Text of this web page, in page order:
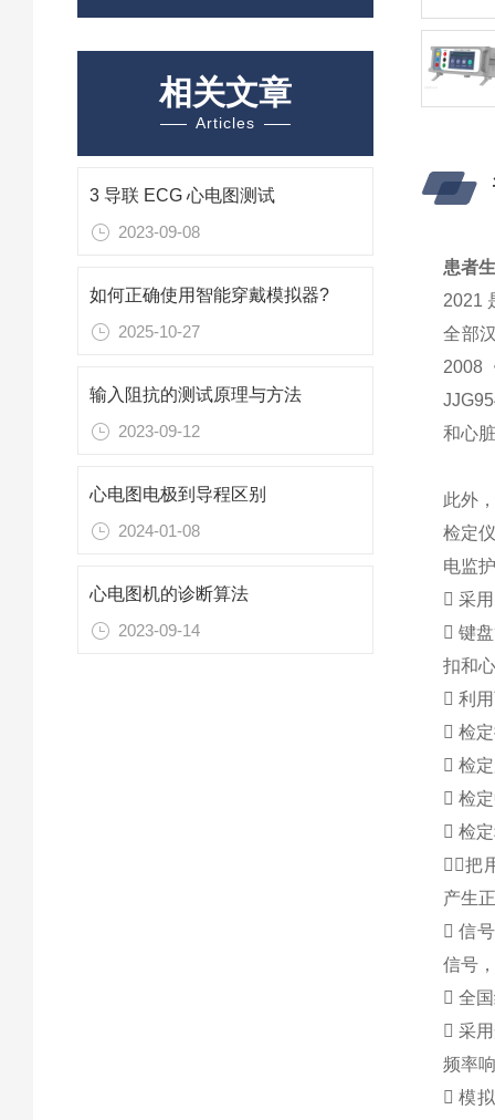
相关文章
Articles
3 导联 ECG 心电图测试
2023-09-08
如何正确使用智能穿戴模拟器?
2025-10-27
输入阻抗的测试原理与方法
2023-09-12
心电图电极到导程区别
2024-01-08
心电图机的诊断算法
2023-09-14
患者
2021
全部
2008
和心
此外
检定
电监
采
键
扣和
利
检
检
检
检
把
产生
 信
信号
全
采
频率
模